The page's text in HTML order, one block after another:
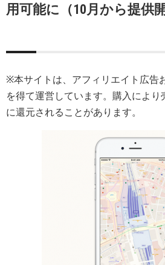
用可能に（10月から提供開
※本サイトは、アフィリエイト広告
を得て運営しています。購入により
に還元されることがあります。